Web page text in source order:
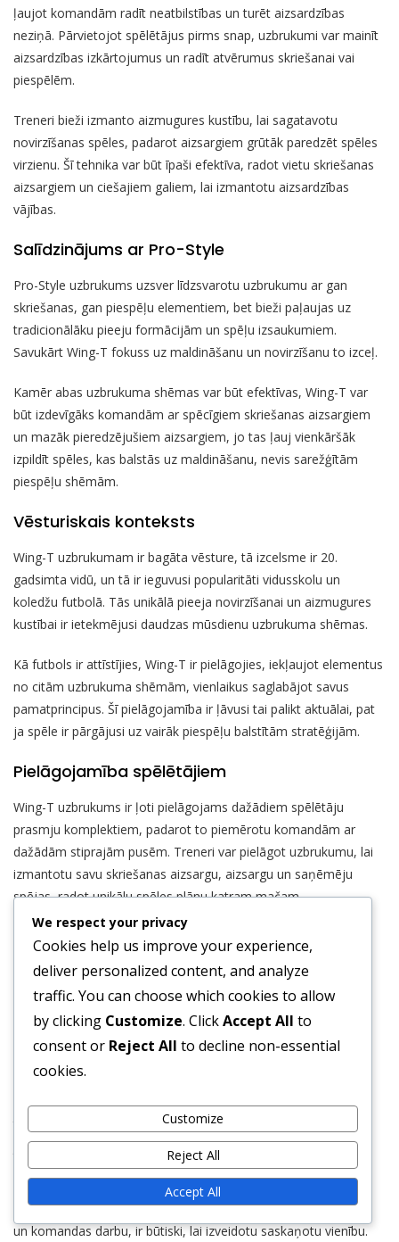
ļaujot komandām radīt neatbilstības un turēt aizsardzības
neziņā. Pārvietojot spēlētājus pirms snap, uzbrukumi var mainīt
aizsardzības izkārtojumus un radīt atvērumus skriešanai vai
piespēlēm.
Treneri bieži izmanto aizmugures kustību, lai sagatavotu
novirzīšanas spēles, padarot aizsargiem grūtāk paredzēt spēles
virzienu. Šī tehnika var būt īpaši efektīva, radot vietu skriešanas
aizsargiem un ciešajiem galiem, lai izmantotu aizsardzības
vājības.
Salīdzinājums ar Pro-Style
Pro-Style uzbrukums uzsver līdzsvarotu uzbrukumu ar gan
skriešanas, gan piespēļu elementiem, bet bieži paļaujas uz
tradicionālāku pieeju formācijām un spēļu izsaukumiem.
Savukārt Wing-T fokuss uz maldināšanu un novirzīšanu to izceļ.
Kamēr abas uzbrukuma shēmas var būt efektīvas, Wing-T var
būt izdevīgāks komandām ar spēcīgiem skriešanas aizsargiem
un mazāk pieredzējušiem aizsargiem, jo tas ļauj vienkāršāk
izpildīt spēles, kas balstās uz maldināšanu, nevis sarežģītām
piespēļu shēmām.
Vēsturiskais konteksts
Wing-T uzbrukumam ir bagāta vēsture, tā izcelsme ir 20.
gadsimta vidū, un tā ir ieguvusi popularitāti vidusskolu un
koledžu futbolā. Tās unikālā pieeja novirzīšanai un aizmugures
kustībai ir ietekmējusi daudzas mūsdienu uzbrukuma shēmas.
Kā futbols ir attīstījies, Wing-T ir pielāgojies, iekļaujot elementus
no citām uzbrukuma shēmām, vienlaikus saglabājot savus
pamatprincipus. Šī pielāgojamība ir ļāvusi tai palikt aktuālai, pat
ja spēle ir pārgājusi uz vairāk piespēļu balstītām stratēģijām.
Pielāgojamība spēlētājiem
Wing-T uzbrukums ir ļoti pielāgojams dažādiem spēlētāju
prasmju komplektiem, padarot to piemērotu komandām ar
dažādām stiprajām pusēm. Treneri var pielāgot uzbrukumu, lai
izmantotu savu skriešanas aizsargu, aizsargu un saņēmēju
spējas, radot unikālu spēles plānu katram mačam.
spēlētāju pieredze un prasmju līmeņi var ievērojami atšķirties.
Koncentrējoties uz novirzīšanu un aizmugures kustību, treneri
var maksimizēt savu spēlētāju stiprās puses, vienlaikus
minimizējot vājības.
Trenera stratēģijas
trenera stratēģijas, kas uzsver praksi un izpildi. Treneriem
jānodrošina, ka spēlētāji saprot savas lomas uzbrukumā, īpaši
attiecībā uz novirzīšanu un laiku.
Regulāri treniņi, kas koncentrējas uz viltus, aizmugures kustību
un komandas darbu, ir būtiski, lai izveidotu saskaņotu vienību.
We respect your privacy
Cookies help us improve your experience,
deliver personalized content, and analyze
traffic. You can choose which cookies to allow
by clicking Customize. ClickAccept All to
consent or Reject All to decline non-essential
cookies.
Customize
Reject All
Accept All